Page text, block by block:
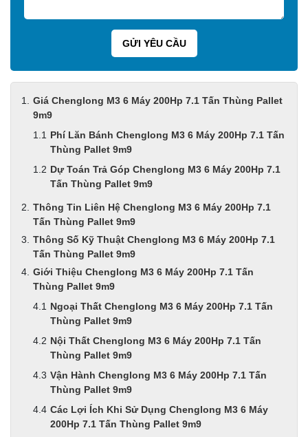
Giá Chenglong M3 6 Máy 200Hp 7.1 Tấn Thùng Pallet
9m9
Phí Lăn Bánh Chenglong M3 6 Máy 200Hp 7.1 Tấn
Thùng Pallet 9m9
Dự Toán Trả Góp Chenglong M3 6 Máy 200Hp 7.1
Tấn Thùng Pallet 9m9
Thông Tin Liên Hệ Chenglong M3 6 Máy 200Hp 7.1
Tấn Thùng Pallet 9m9
Thông Số Kỹ Thuật Chenglong M3 6 Máy 200Hp 7.1
Tấn Thùng Pallet 9m9
Giới Thiệu Chenglong M3 6 Máy 200Hp 7.1 Tấn
Thùng Pallet 9m9
Ngoại Thất Chenglong M3 6 Máy 200Hp 7.1 Tấn
Thùng Pallet 9m9
Nội Thất Chenglong M3 6 Máy 200Hp 7.1 Tấn
Thùng Pallet 9m9
Vận Hành Chenglong M3 6 Máy 200Hp 7.1 Tấn
Thùng Pallet 9m9
Các Lợi Ích Khi Sử Dụng Chenglong M3 6 Máy
200Hp 7.1 Tấn Thùng Pallet 9m9